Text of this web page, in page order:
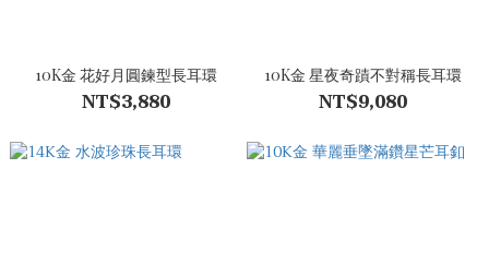
10K金 花好月圓鍊型長耳環
NT$3,880
10K金 星夜奇蹟不對稱長耳環
NT$9,080